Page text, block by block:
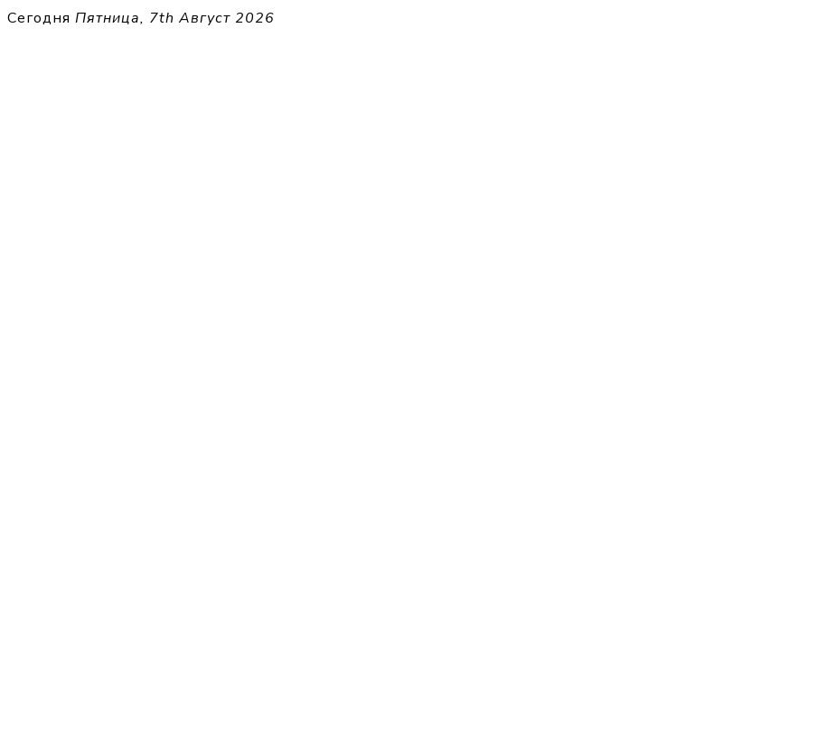
Перейти
Сегодня Пятница, 7th Август 2026